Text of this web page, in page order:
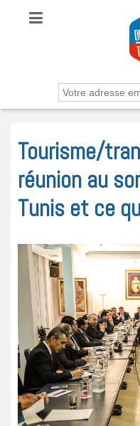
Tourisme/
réunion au
Tunis et ce